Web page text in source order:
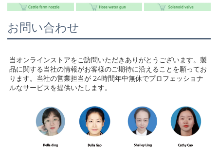
お問い合わせ
当オンラインストアをご訪問いただきありがとうございます。製
品に関する当社の情報がお客様のご期待に沿えることを願ってお
ります。当社の営業担当が 24時間年中無休でプロフェッショナ
ルなサービスを提供いたします。